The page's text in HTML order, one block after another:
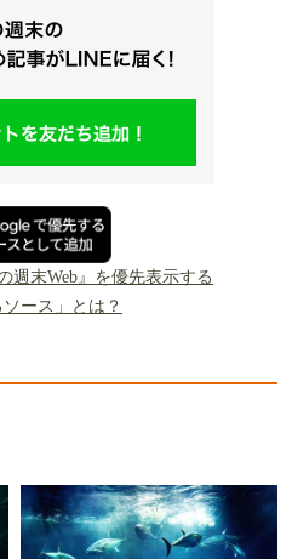
週末Web』を優先表示する
ソース」とは？